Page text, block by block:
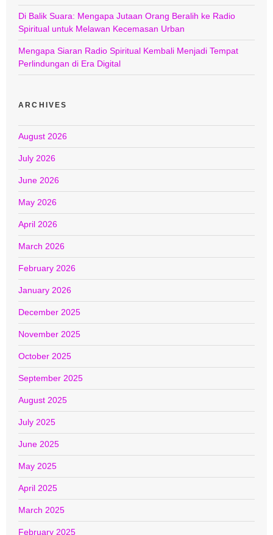
Di Balik Suara: Mengapa Jutaan Orang Beralih ke Radio
Spiritual untuk Melawan Kecemasan Urban
Mengapa Siaran Radio Spiritual Kembali Menjadi Tempat
Perlindungan di Era Digital
ARCHIVES
August 2026
July 2026
June 2026
May 2026
April 2026
March 2026
February 2026
January 2026
December 2025
November 2025
October 2025
September 2025
August 2025
July 2025
June 2025
May 2025
April 2025
March 2025
February 2025